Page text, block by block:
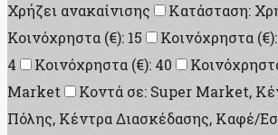
Χρήζει ανακαίνισης
Κατάσταση:
Κοινόχρηστα (€): 15
Κοινόχρηστα
4
Κοινόχρηστα (€): 40
Market
Κοντά σε: Super Market,
Πόλης, Κέντρα Διασκέδασης, Καφέ/